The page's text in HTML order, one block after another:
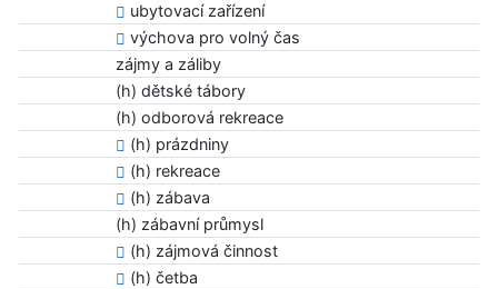
ubytovací zařízení
výchova pro volný čas
zájmy a záliby
(h) dětské tábory
(h) odborová rekreace
(h) prázdniny
(h) rekreace
(h) zábava
(h) zábavní průmysl
(h) zájmová činnost
(h) četba